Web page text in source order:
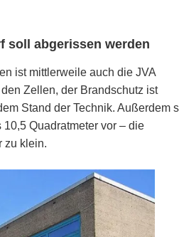
soll abgerissen werden
ist mittlerweile auch die JVA
Zellen, der Brandschutz ist
Stand der Technik. Außerdem
Quadratmeter vor – die
zu klein.